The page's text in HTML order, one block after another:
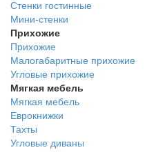
Стенки гостинные
Мини-стенки
Прихожие
Прихожие
Малогабаритные прихожие
Угловые прихожие
Мягкая мебель
Мягкая мебель
Еврокнижки
Тахты
Угловые диваны